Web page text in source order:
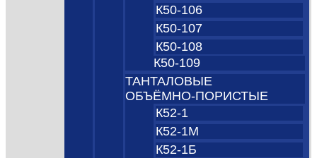
К50-106
К50-107
К50-108
К50-109
ТАНТАЛОВЫЕ
ОБЪЁМНО‑ПОРИСТЫЕ
К52-1
К52-1М
К52-1Б